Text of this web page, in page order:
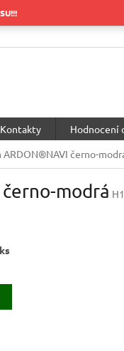
Kontakty Hodnocení
černo-
modrá